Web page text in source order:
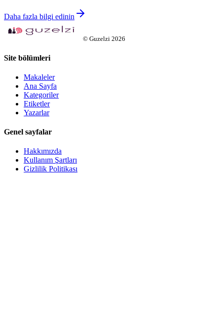
Daha fazla bilgi edinin
© Guzelzi 2026
Site bölümleri
Makaleler
Ana Sayfa
Kategoriler
Etiketler
Yazarlar
Genel sayfalar
Hakkımızda
Kullanım Şartları
Gizlilik Politikası